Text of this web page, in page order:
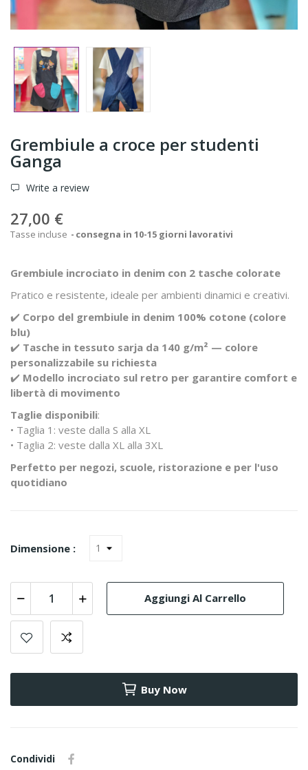
Grembiule a croce per studenti
Ganga
Write a review
27,00 €
Tasse incluse consegna in 10-15 giorni lavorativi
Grembiule incrociato in denim con 2 tasche colorate
Pratico e resistente, ideale per ambienti dinamici e creativi.
✔️ Corpo del grembiule in denim 100% cotone (colore
blu)
✔️ Tasche in tessuto sarja da 140 g/m² — colore
personalizzabile su richiesta
✔️ Modello incrociato sul retro per garantire comfort e
libertà di movimento
Taglie disponibili:
• Taglia 1: veste dalla S alla XL
• Taglia 2: veste dalla XL alla 3XL
Perfetto per negozi, scuole, ristorazione e per l'uso
quotidiano
Dimensione :
Aggiungi Al Carrello
Buy Now
Condividi